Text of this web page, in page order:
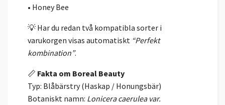
• Honey Bee
💡 Har du redan två kompatibla sorter i
varukorgen visas automatiskt “Perfekt
kombination”.
📏 Fakta om Boreal Beauty
Typ: Blåbärstry (Haskap / Honungsbär)
Botaniskt namn: Lonicera caerulea var.